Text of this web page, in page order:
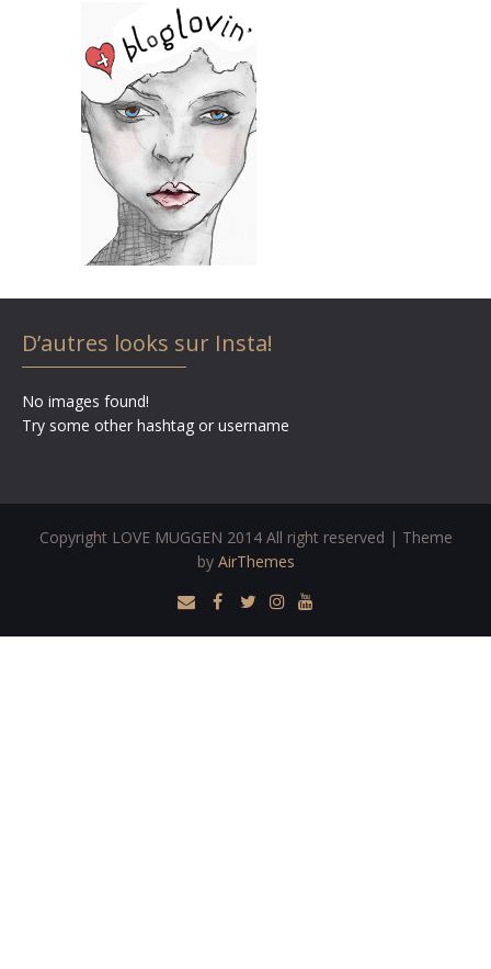
D’autres looks sur Insta!
No images found!
Try some other hashtag or username
Copyright LOVE MUGGEN 2014 All right reserved | Theme
by AirThemes